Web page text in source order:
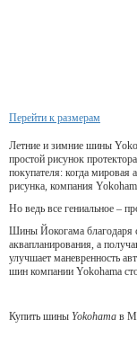
Перейти к размерам
Летние и зимние шины
простой рисунок
покупателя: когда мировая
рисунка, компания
Но ведь все гениальное –
Шины Йокогама благодаря
аквапланирования, а
улучшает маневренность
шин компании Yokohama
Купить шины Yokohama в